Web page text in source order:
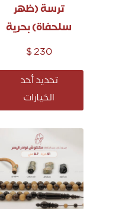
ترسة (ظهر
سلحفاة) بحرية
$230
تحديد أحد
الخيارات